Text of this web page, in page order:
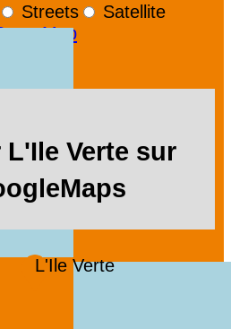
L'Ile Verte
Streets
Satellite
L'Ile Verte sur